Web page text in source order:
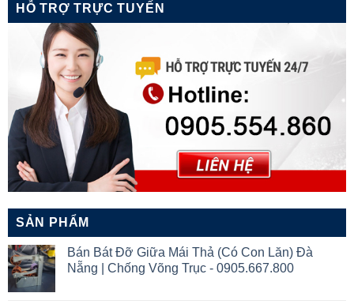
HỖ TRỢ TRỰC TUYẾN
SẢN PHẨM
Bán Bát Đỡ Giữa Mái Thả (Có Con Lăn) Đà
Nẵng | Chống Võng Trục - 0905.667.800